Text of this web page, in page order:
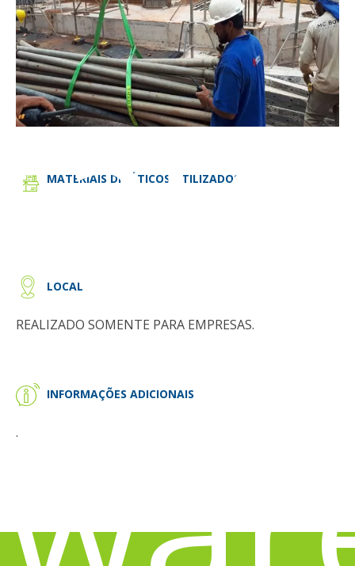
MATERIAIS DIDÁTICOS UTILIZADOS
LOCAL
REALIZADO SOMENTE PARA EMPRESAS.
INFORMAÇÕES ADICIONAIS
.